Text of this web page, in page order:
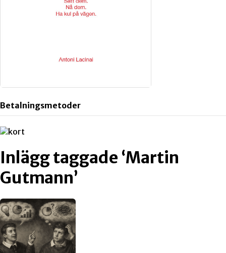
Betalningsmetoder
Inlägg taggade ‘Martin
Gutmann’